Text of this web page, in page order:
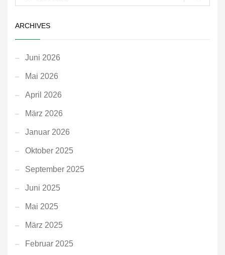
ARCHIVES
Juni 2026
Mai 2026
April 2026
März 2026
Januar 2026
Oktober 2025
September 2025
Juni 2025
Mai 2025
März 2025
Februar 2025